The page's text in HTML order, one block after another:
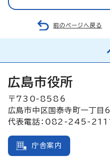
前のページへ戻る
広島市役所
〒730-8586
広島市中区国泰寺町一丁
代表電話：082-245-
庁舎案内